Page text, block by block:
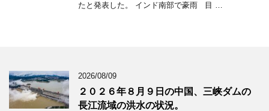
たと発表した。 インド南部で豪雨 目 …
2026/08/09
２０２６年８月９日の中国、三峡ダムの
長江流域の洪水の状況。